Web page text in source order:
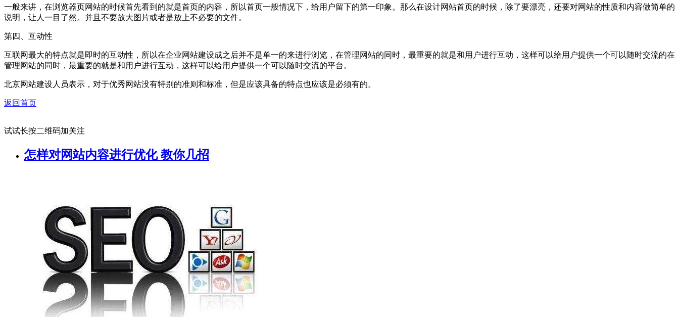
一般来讲，在浏览器页网站的时候首先看到的就是首页的内容，所以首页一般情况下，给用户留下的第一印象。那么在设计网站首页的时候，除了要漂亮，还要对网站的性质和内容做简单的
说明，让人一目了然。并且不要放大图片或者是放上不必要的文件。
第四、互动性
互联网最大的特点就是即时的互动性，所以在企业网站建设成之后并不是单一的来进行浏览，在管理网站的同时，最重要的就是和用户进行互动，这样可以给用户提供一个可以随时交流的在
管理网站的同时，最重要的就是和用户进行互动，这样可以给用户提供一个可以随时交流的平台。
北京网站建设人员表示，对于优秀网站没有特别的准则和标准，但是应该具备的特点也应该是必须有的。
返回首页
试试长按二维码加关注
怎样对网站内容进行优化 教你几招